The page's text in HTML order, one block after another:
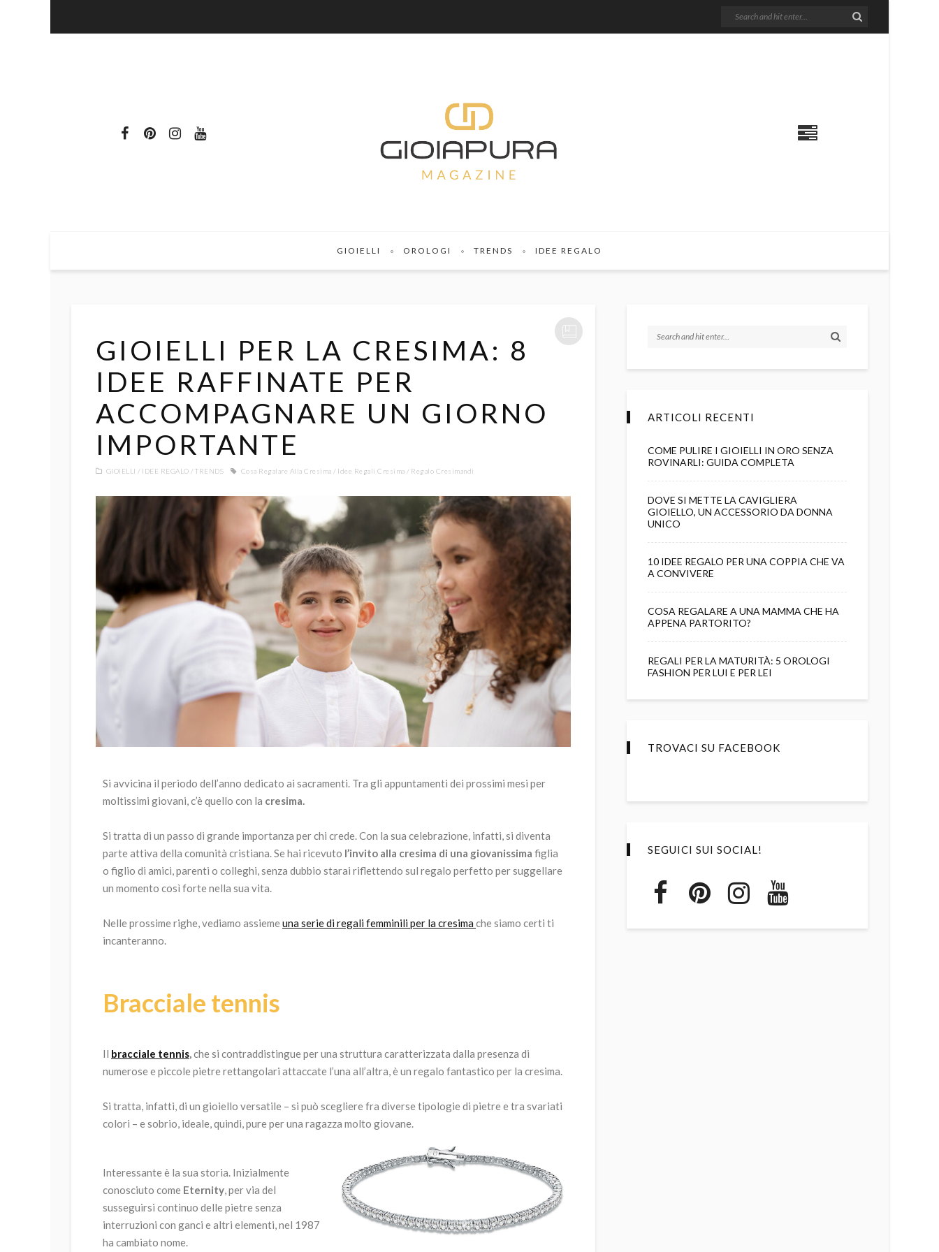
GIOIELLI OROLOGI TRENDS IDEE REGALO
GIOIELLI PER LA CRESIMA: 8
IDEE RAFFINATE PER
ACCOMPAGNARE UN GIORNO
IMPORTANTE
GIOIELLI IDEE REGALO TRENDS Cosa Regalare Alla Cresima Idee Regali Cresima Regalo Cresimandi
Si avvicina il periodo dell’anno dedicato ai sacramenti. Tra gli appuntamenti dei prossimi mesi per
moltissimi giovani, c’è quello con la cresima.
Si tratta di un passo di grande importanza per chi crede. Con la sua celebrazione, infatti, si diventa
parte attiva della comunità cristiana. Se hai ricevuto l’invito alla cresima di una giovanissima figlia
o figlio di amici, parenti o colleghi, senza dubbio starai riflettendo sul regalo perfetto per suggellare
un momento così forte nella sua vita.
Nelle prossime righe, vediamo assiemeuna serie di regali femminili per la cresima che siamo certi ti
incanteranno.
Bracciale tennis
Il bracciale tennis,che si contraddistingue per una struttura caratterizzata dalla presenza di
numerose e piccole pietre rettangolari attaccate l’una all’altra, è un regalo fantastico per la cresima.
Si tratta, infatti, di un gioiello versatile – si può scegliere fra diverse tipologie di pietre e tra svariati
colori – e sobrio, ideale, quindi, pure per una ragazza molto giovane.
Interessante è la sua storia. Inizialmente
conosciuto come Eternity, per via del
susseguirsi continuo delle pietre senza
interruzioni con ganci e altri elementi, nel 1987
ha cambiato nome.
ARTICOLI RECENTI
COME PULIRE I GIOIELLI IN ORO SENZA
ROVINARLI: GUIDA COMPLETA
DOVE SI METTE LA CAVIGLIERA
GIOIELLO, UN ACCESSORIO DA DONNA
UNICO
10 IDEE REGALO PER UNA COPPIA CHE VA
A CONVIVERE
COSA REGALARE A UNA MAMMA CHE HA
APPENA PARTORITO?
REGALI PER LA MATURITÀ: 5 OROLOGI
FASHION PER LUI E PER LEI
TROVACI SU FACEBOOK
SEGUICI SUI SOCIAL!